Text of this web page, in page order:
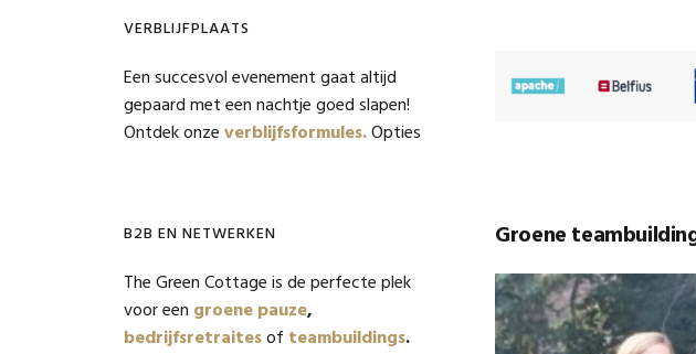
Groene
VERBLIJFPLAATS
Een succesvol evenement gaat altijd
gepaard met een nachtje goed slapen!
Ontdek onzeverblijfsformules.Opties
B2B EN NETWERKEN
The Green Cottage is de perfecte plek
voor een groene pauze,
bedrijfsretraitesof teambuildings.